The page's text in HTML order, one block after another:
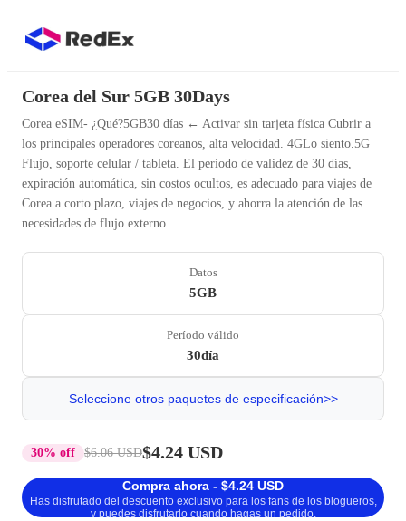
Corea del Sur 5GB 30Days
Corea eSIM- ¿Qué?5GB30 días ← Activar sin tarjeta física Cubrir a
los principales operadores coreanos, alta velocidad. 4GLo siento.5G
Flujo, soporte celular / tableta. El período de validez de 30 días,
expiración automática, sin costos ocultos, es adecuado para viajes de
Corea a corto plazo, viajes de negocios, y ahorra la atención de las
necesidades de flujo externo.
Datos
5GB
Período válido
30día
Seleccione otros paquetes de especificación>>
30% off $6.06 USD$4.24 USD
Compra ahora - $4.24 USD
Has disfrutado del descuento exclusivo para los fans de los blogueros,
y puedes disfrutarlo cuando hagas un pedido.